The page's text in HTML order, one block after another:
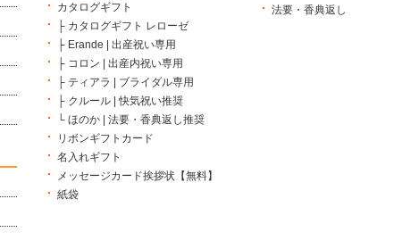
カタログギフト
├ カタログギフト レローゼ
├ Erande | 出産祝い専用
├ コロン | 出産内祝い専用
├ ティアラ | ブライダル専用
├ クルール | 快気祝い推奨
└ ほのか | 法要・香典返し推奨
リボンギフトカード
名入れギフト
メッセージカード挨拶状【無料】
紙袋
法要・香典返し